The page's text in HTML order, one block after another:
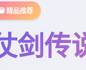
精品推荐
剑传